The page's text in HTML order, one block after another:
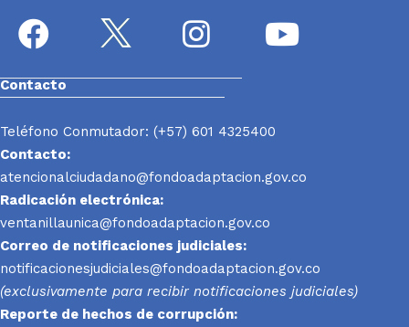
Contacto
Teléfono Conmutador: (+57) 601 4325400
Contacto:
atencionalciudadano@fondoadaptacion.gov.co
Radicación electrónica:
ventanillaunica@fondoadaptacion.gov.co
Correo de notificaciones judiciales:
notificacionesjudiciales@fondoadaptacion.gov.co
(exclusivamente para recibir notificaciones judiciales)
Reporte de hechos de corrupción: